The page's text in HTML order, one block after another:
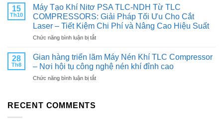
HIỆU
SUẤT
CHO
NÉN
hàng
&
Đối
tác:
THAM
TRIỂN
LÃM
CÔNG
NGHIỆP
Tạo
Khí
Nitơ
PSA
Từ
Compressors:
Pháp
Tối
15
Th10
Máy Tạo Khí Nitơ PSA TLC-NDH Từ TLC
COMPRESSORS: Giải Pháp Tối Ưu Cho Cắt
Laser – Tiết Kiệm Chi Phí và Nâng Cao Hiệu Suất
Chức năng bình luận bị tắtở
Tạo
Nitơ
PSA
28
Th8
Gian hàng triển lãm Máy Nén Khí TLC Compressor
– Nơi hội tụ công nghệ nén khí đỉnh cao
Chức năng bình luận bị tắtở
RECENT COMMENTS